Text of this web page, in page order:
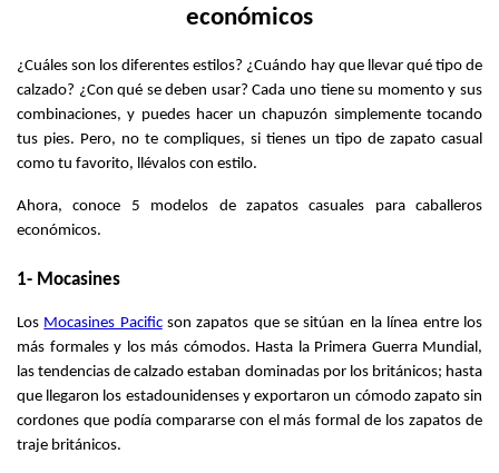
económicos
¿Cuáles son los diferentes estilos? ¿Cuándo hay que llevar qué tipo de
calzado? ¿Con qué se deben usar? Cada uno tiene su momento y sus
combinaciones, y puedes hacer un chapuzón simplemente tocando
tus pies. Pero, no te compliques, si tienes un tipo de zapato casual
como tu favorito, llévalos con estilo.
Ahora, conoce 5 modelos de zapatos casuales para caballeros
económicos.
1- Mocasines
Los Mocasines Pacific son zapatos que se sitúan en la línea entre los
más formales y los más cómodos. Hasta la Primera Guerra Mundial,
las tendencias de calzado estaban dominadas por los británicos; hasta
que llegaron los estadounidenses y exportaron un cómodo zapato sin
cordones que podía compararse con el más formal de los zapatos de
traje británicos.